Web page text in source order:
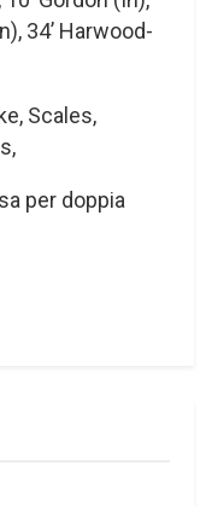
34’ Harwood-
Scales,
per doppia